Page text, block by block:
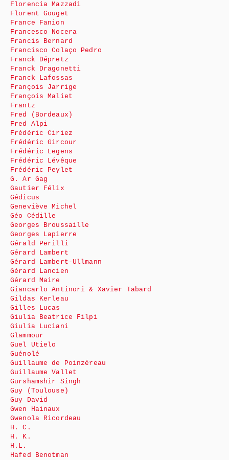
Florencia Mazzadi
Florent Gouget
France Fanion
Francesco Nocera
Francis Bernard
Francisco Colaço Pedro
Franck Dépretz
Franck Dragonetti
Franck Lafossas
François Jarrige
François Maliet
Frantz
Fred (Bordeaux)
Fred Alpi
Frédéric Ciriez
Frédéric Gircour
Frédéric Legens
Frédéric Lévêque
Frédéric Peylet
G. Ar Gag
Gautier Félix
Gédicus
Geneviève Michel
Géo Cédille
Georges Broussaille
Georges Lapierre
Gérald Perilli
Gérard Lambert
Gérard Lambert-Ullmann
Gérard Lancien
Gérard Maire
Giancarlo Antinori & Xavier Tabard
Gildas Kerleau
Gilles Lucas
Giulia Beatrice Filpi
Giulia Luciani
Glammour
Guel Utielo
Guénolé
Guillaume de Poinzéreau
Guillaume Vallet
Gurshamshir Singh
Guy (Toulouse)
Guy David
Gwen Hainaux
Gwenola Ricordeau
H. C.
H. K.
H.L.
Hafed Benotman